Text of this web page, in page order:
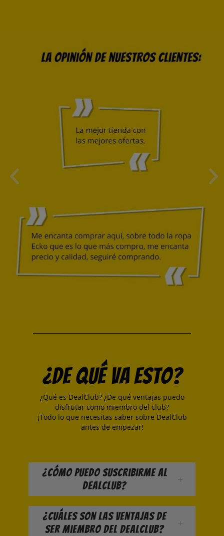
¿De qué va esto?
¿Qué es DealClub? ¿De qué ventajas puedo
disfrutar como miembro del club?
¡Todo lo que necesitas saber sobre DealClub
antes de empezar!
¿Cómo puedo suscribirme al
DealClub?
¿Cuáles son las ventajas de
ser miembro del DealClub?